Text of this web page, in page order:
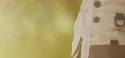
Dakkapel
Dakraam
Elektricien